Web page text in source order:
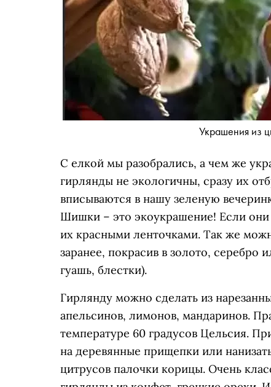
Украшения из
С елкой мы разобрались, а чем же
гирлянды не экологичны, сразу их
вписываются в нашу зеленую
Шишки – это экоукрашение! Если они
их красными ленточками. Так же
заранее, покрасив в золото,
гуашь, блестки).
Гирлянду можно сделать из
апельсинов, лимонов, мандаринов.
температуре 60 градусов Цельсия.
на деревянные прищепки или
цитрусов палочки корицы. Очень